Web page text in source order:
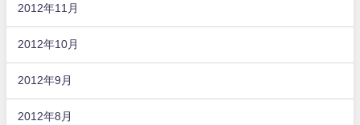
2012年11月
2012年10月
2012年9月
2012年8月